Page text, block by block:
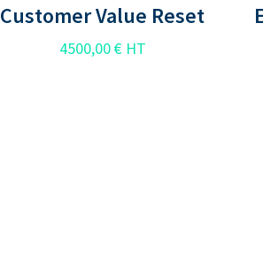
Customer Value Reset
4500,00€ HT